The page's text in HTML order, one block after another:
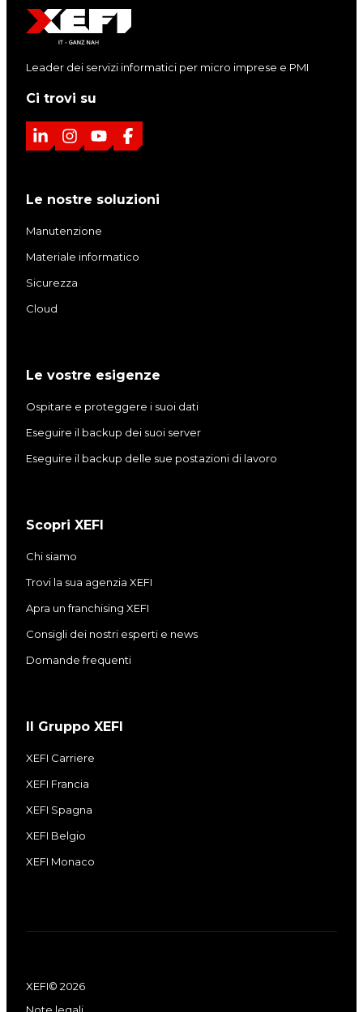
Leader dei servizi informatici per micro imprese e PMI
Ci trovi su
L
k
e
n
I
t
a
a
Y
T
u
F
e
Le nostre soluzioni
Manutenzione
Materiale informatico
Sicurezza
Cloud
Le vostre esigenze
Ospitare e proteggere i suoi dati
Eseguire il backup dei suoi server
Eseguire il backup delle sue postazioni di lavoro
Scopri XEFI
Chi siamo
Trovi la sua agenzia XEFI
Apra un franchising XEFI
Consigli dei nostri esperti e news
Domande frequenti
Il Gruppo XEFI
XEFI Carriere
XEFI Francia
XEFI Spagna
XEFI Belgio
XEFI Monaco
XEFI© 2026